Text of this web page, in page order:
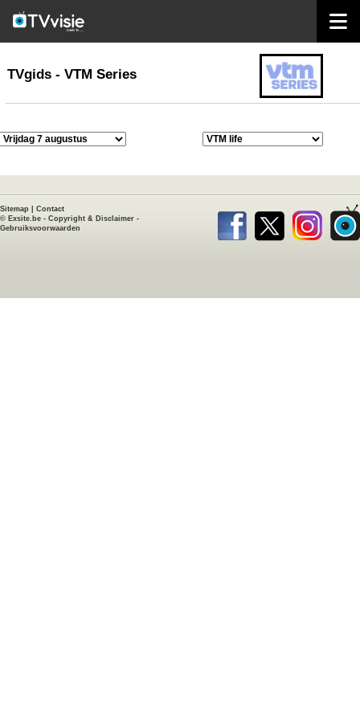
TVgids
TVgids - VTM Series
Sitemap
Contact
© Exsite.be - Copyright & Disclaimer -
Gebruiksvoorwaarden